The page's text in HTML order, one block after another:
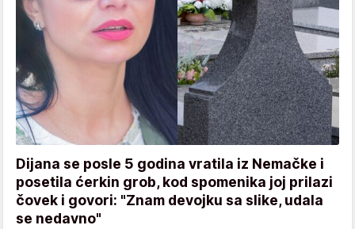
Dijana se posle 5 godina vratila iz Nemačke i
posetila ćerkin grob, kod spomenika joj prilazi
čovek i govori: "Znam devojku sa slike, udala
se nedavno"